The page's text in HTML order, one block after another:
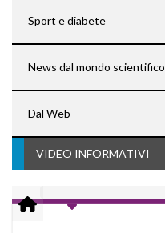
Sport e diabete
News dal mondo scientifico
Dal Web
VIDEO INFORMATIVI